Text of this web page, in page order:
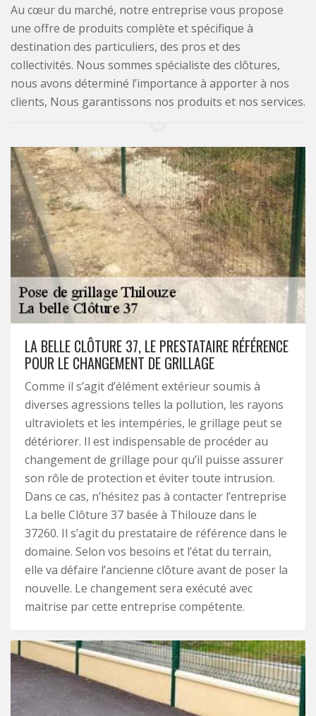
Au cœur du marché, notre entreprise vous propose
une offre de produits complète et spécifique à
destination des particuliers, des pros et des
collectivités. Nous sommes spécialiste des clôtures,
nous avons déterminé l’importance à apporter à nos
clients, Nous garantissons nos produits et nos services.
LA BELLE CLÔTURE 37, LE PRESTATAIRE RÉFÉRENCE
POUR LE CHANGEMENT DE GRILLAGE
Comme il s’agit d’élément extérieur soumis à
diverses agressions telles la pollution, les rayons
ultraviolets et les intempéries, le grillage peut se
détériorer. Il est indispensable de procéder au
changement de grillage pour qu’il puisse assurer
son rôle de protection et éviter toute intrusion.
Dans ce cas, n’hésitez pas à contacter l’entreprise
La belle Clôture 37 basée à Thilouze dans le
37260. Il s’agit du prestataire de référence dans le
domaine. Selon vos besoins et l’état du terrain,
elle va défaire l’ancienne clôture avant de poser la
nouvelle. Le changement sera exécuté avec
maitrise par cette entreprise compétente.